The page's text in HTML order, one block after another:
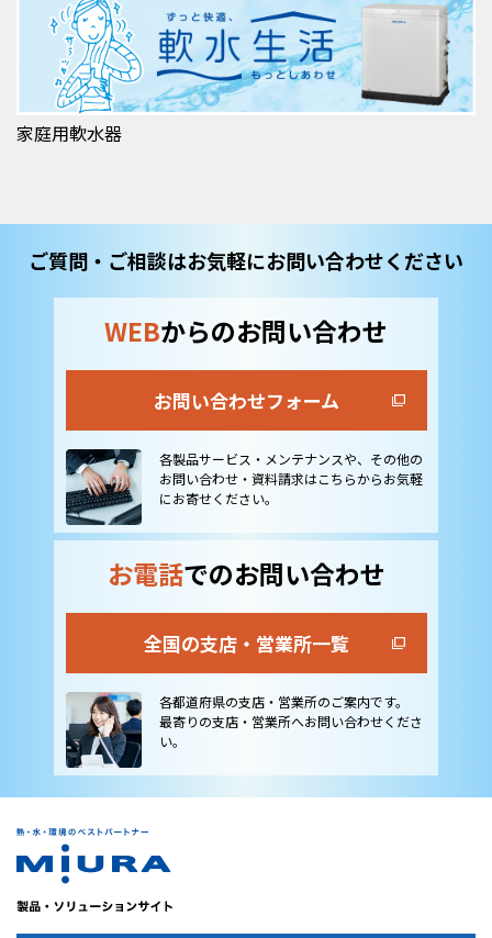
家庭用軟水器
ご質問・ご相談はお気軽にお問い合わせください
WEBからのお問い合わせ
お問い合わせフォーム
各製品サービス・メンテナンスや、その他の
お問い合わせ・資料請求はこちらからお気軽
にお寄せください。
お電話でのお問い合わせ
全国の支店・営業所一覧
各都道府県の支店・営業所のご案内です。
最寄りの支店・営業所へお問い合わせくださ
い。